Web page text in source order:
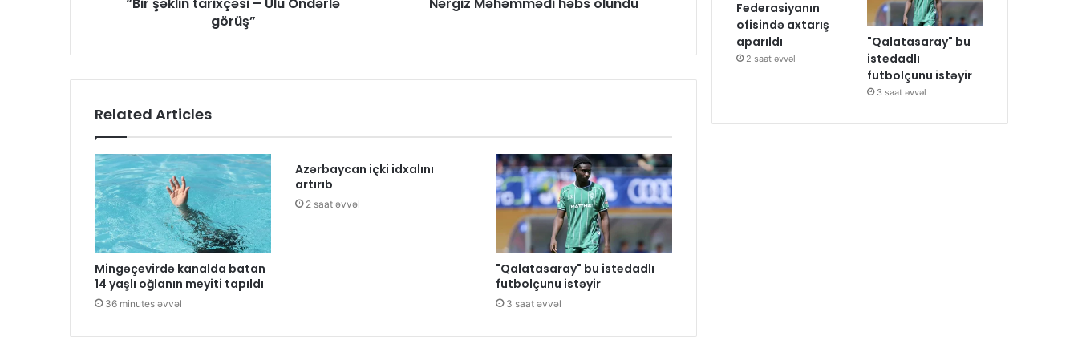
görüş”
Related Articles
Mingəçevirdə kanalda batan
14 yaşlı oğlanın meyiti tapıldı
36 minutes əvvəl
Azərbaycan içki idxalını
artırıb
2 saat əvvəl
"Qalatasaray" bu istedadlı
futbolçunu istəyir
3 saat əvvəl
Federasiyanın
ofisində axtarış
aparıldı
2 saat əvvəl
"Qalatasaray" bu
istedadlı
futbolçunu istəyir
3 saat əvvəl